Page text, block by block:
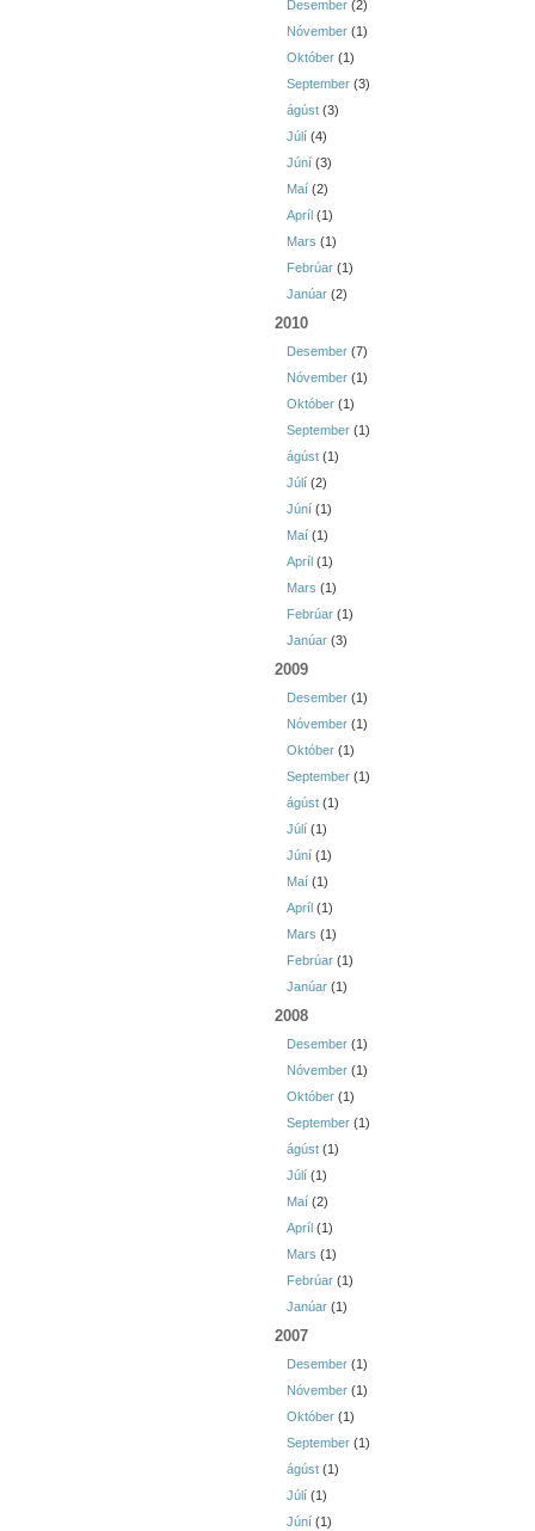
Desember (2)
Nóvember (1)
Október (1)
September (3)
ágúst (3)
Júlí (4)
Júní (3)
Maí (2)
Apríl (1)
Mars (1)
Febrúar (1)
Janúar (2)
2010
Desember (7)
Nóvember (1)
Október (1)
September (1)
ágúst (1)
Júlí (2)
Júní (1)
Maí (1)
Apríl (1)
Mars (1)
Febrúar (1)
Janúar (3)
2009
Desember (1)
Nóvember (1)
Október (1)
September (1)
ágúst (1)
Júlí (1)
Júní (1)
Maí (1)
Apríl (1)
Mars (1)
Febrúar (1)
Janúar (1)
2008
Desember (1)
Nóvember (1)
Október (1)
September (1)
ágúst (1)
Júlí (1)
Maí (2)
Apríl (1)
Mars (1)
Febrúar (1)
Janúar (1)
2007
Desember (1)
Nóvember (1)
Október (1)
September (1)
ágúst (1)
Júlí (1)
Júní (1)